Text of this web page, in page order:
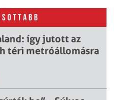
így jutott az
téri metróállomásra